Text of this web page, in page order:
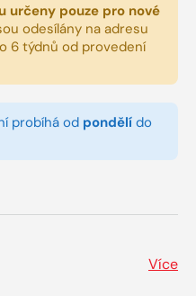
určeny pouze pro nové
odesílány na adresu
6 týdnů od provedení
probíhá od pondělí do
Více